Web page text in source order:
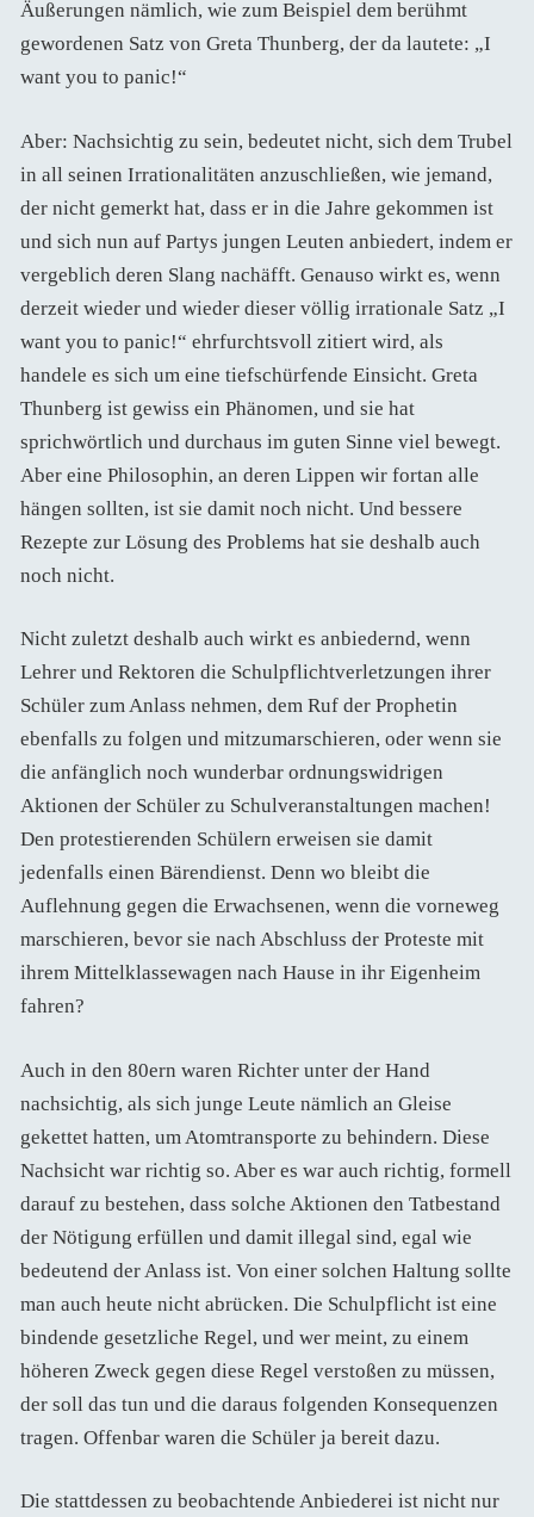
Äußerungen nämlich, wie zum Beispiel dem berühmt
gewordenen Satz von Greta Thunberg, der da lautete: „I
want you to panic!“
Aber: Nachsichtig zu sein, bedeutet nicht, sich dem Trubel
in all seinen Irrationalitäten anzuschließen, wie jemand,
der nicht gemerkt hat, dass er in die Jahre gekommen ist
und sich nun auf Partys jungen Leuten anbiedert, indem er
vergeblich deren Slang nachäfft. Genauso wirkt es, wenn
derzeit wieder und wieder dieser völlig irrationale Satz „I
want you to panic!“ ehrfurchtsvoll zitiert wird, als
handele es sich um eine tiefschürfende Einsicht. Greta
Thunberg ist gewiss ein Phänomen, und sie hat
sprichwörtlich und durchaus im guten Sinne viel bewegt.
Aber eine Philosophin, an deren Lippen wir fortan alle
hängen sollten, ist sie damit noch nicht. Und bessere
Rezepte zur Lösung des Problems hat sie deshalb auch
noch nicht.
Nicht zuletzt deshalb auch wirkt es anbiedernd, wenn
Lehrer und Rektoren die Schulpflichtverletzungen ihrer
Schüler zum Anlass nehmen, dem Ruf der Prophetin
ebenfalls zu folgen und mitzumarschieren, oder wenn sie
die anfänglich noch wunderbar ordnungswidrigen
Aktionen der Schüler zu Schulveranstaltungen machen!
Den protestierenden Schülern erweisen sie damit
jedenfalls einen Bärendienst. Denn wo bleibt die
Auflehnung gegen die Erwachsenen, wenn die vorneweg
marschieren, bevor sie nach Abschluss der Proteste mit
ihrem Mittelklassewagen nach Hause in ihr Eigenheim
fahren?
Auch in den 80ern waren Richter unter der Hand
nachsichtig, als sich junge Leute nämlich an Gleise
gekettet hatten, um Atomtransporte zu behindern. Diese
Nachsicht war richtig so. Aber es war auch richtig, formell
darauf zu bestehen, dass solche Aktionen den Tatbestand
der Nötigung erfüllen und damit illegal sind, egal wie
bedeutend der Anlass ist. Von einer solchen Haltung sollte
man auch heute nicht abrücken. Die Schulpflicht ist eine
bindende gesetzliche Regel, und wer meint, zu einem
höheren Zweck gegen diese Regel verstoßen zu müssen,
der soll das tun und die daraus folgenden Konsequenzen
tragen. Offenbar waren die Schüler ja bereit dazu.
Die stattdessen zu beobachtende Anbiederei ist nicht nur